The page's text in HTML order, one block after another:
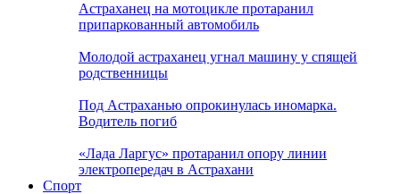
Астраханец на мотоцикле протаранил
припаркованный автомобиль
Молодой астраханец угнал машину у спящей
родственницы
Под Астраханью опрокинулась иномарка.
Водитель погиб
«Лада Ларгус» протаранил опору линии
электропередач в Астрахани
Спорт